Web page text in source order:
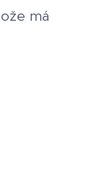
má